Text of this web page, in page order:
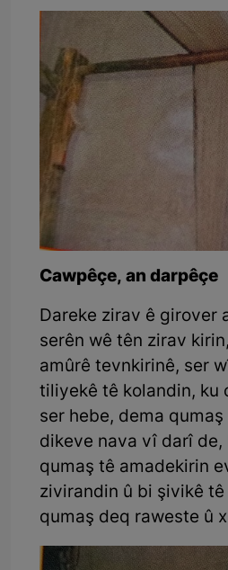
Cawpêçe, an darpêçe
Dareke zirav ê girover
serên wê tên zirav
amûrê tevnkirinê, ser
tiliyekê tê kolandin, ku
ser hebe, dema
dikeve nava vî darî de,
qumaş tê amadekirin
zivirandin û bi şivikê
qumaş deq raweste û